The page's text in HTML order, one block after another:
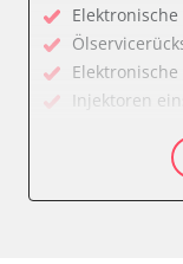
Verfügbarkeit
Injektoren
Verfügbarkeit